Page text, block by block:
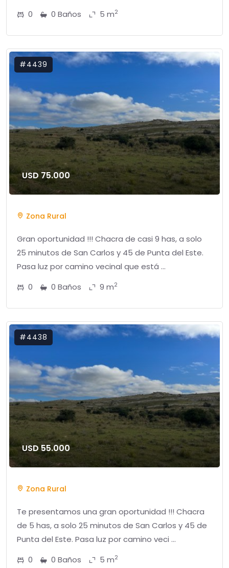
0
0 Baños 5 m2
#4439
USD 75.000
Zona Rural
Gran oportunidad !!! Chacra de casi 9 has, a solo
25 minutos de San Carlos y 45 de Punta del Este.
Pasa luz por camino vecinal que está ...
0
0 Baños 9 m2
#4438
USD 55.000
Zona Rural
Te presentamos una gran oportunidad !!! Chacra
de 5 has, a solo 25 minutos de San Carlos y 45 de
Punta del Este. Pasa luz por camino veci ...
0
0 Baños 5 m2